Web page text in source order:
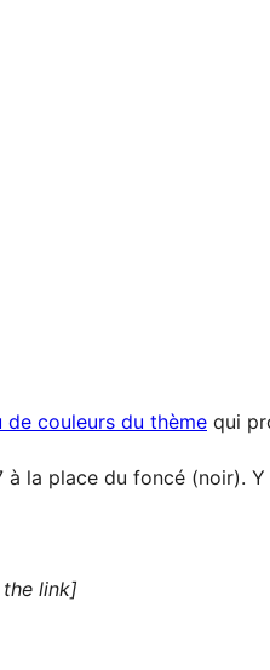
de couleurs du thème qui
la place du foncé (noir).
link]